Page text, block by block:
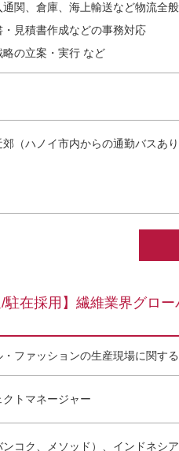
通関、倉庫、海上輸送など物流全
・見積書作成などの事務対応
略の立案・実行 など
（ハノイ市内からの通勤バスあり
/駐在採用】繊維業界グロ
・ファッションの生産現場に関す
クトマネージャー
ンコク、メソッド）、インドネシア